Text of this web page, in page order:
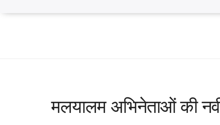
मलयालम अभिनेताओं की